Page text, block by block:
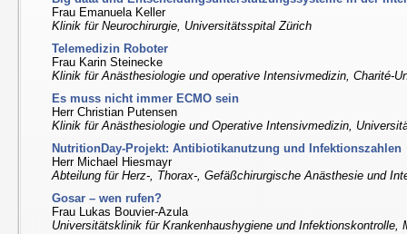
Frau Emanuela Keller
Klinik für Neurochirurgie, Universitätsspital Zürich
Telemedizin Roboter
Frau Karin Steinecke
Klinik für Anästhesiologie und operative Intensivmedizin, Charité-
Es muss nicht immer ECMO sein
Herr Christian Putensen
Klinik für Anästhesiologie und Operative Intensivmedizin,
NutritionDay-Projekt: Antibiotikanutzung und Infektionszahlen
Herr Michael Hiesmayr
Abteilung für Herz-, Thorax-, Gefäßchirurgische Anästhesie und
Gosar – wen rufen?
Frau Lukas Bouvier-Azula
Universitätsklinik für Krankenhaushygiene und Infektionskontrolle,